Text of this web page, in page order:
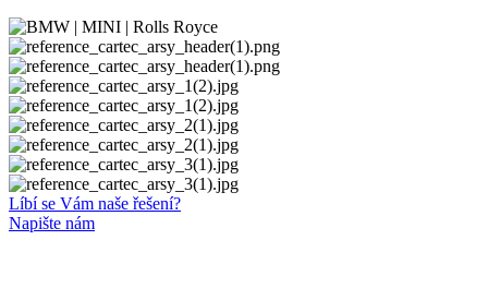
Líbí se Vám naše řešení?
Napište nám